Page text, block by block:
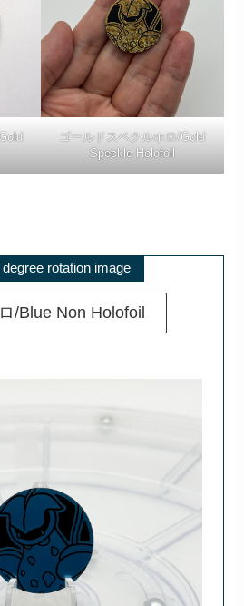
ゴールドスペクルホロ/Gold
Speckle Holofoil
rotation image
/Blue Non Holofoil